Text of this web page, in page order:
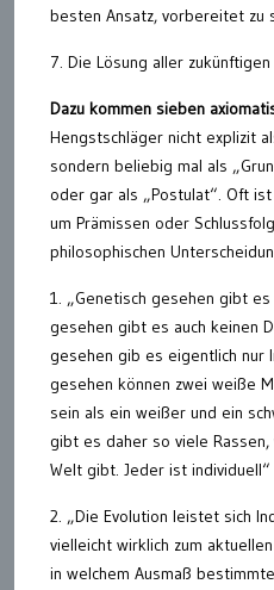
besten Ansatz, vorbereitet zu
7. Die Lösung aller
Dazu kommen sieben
Hengstschläger nicht explizit
sondern beliebig mal als
oder gar als „Postulat“. Oft
um Prämissen oder
philosophischen
1. „Genetisch gesehen gibt
gesehen gibt es auch keinen
gesehen gib es eigentlich nur
gesehen können zwei weiße
sein als ein weißer und ein
gibt es daher so viele
Welt gibt. Jeder ist individuell“
2. „Die Evolution leistet sich
vielleicht wirklich zum
in welchem Ausmaß